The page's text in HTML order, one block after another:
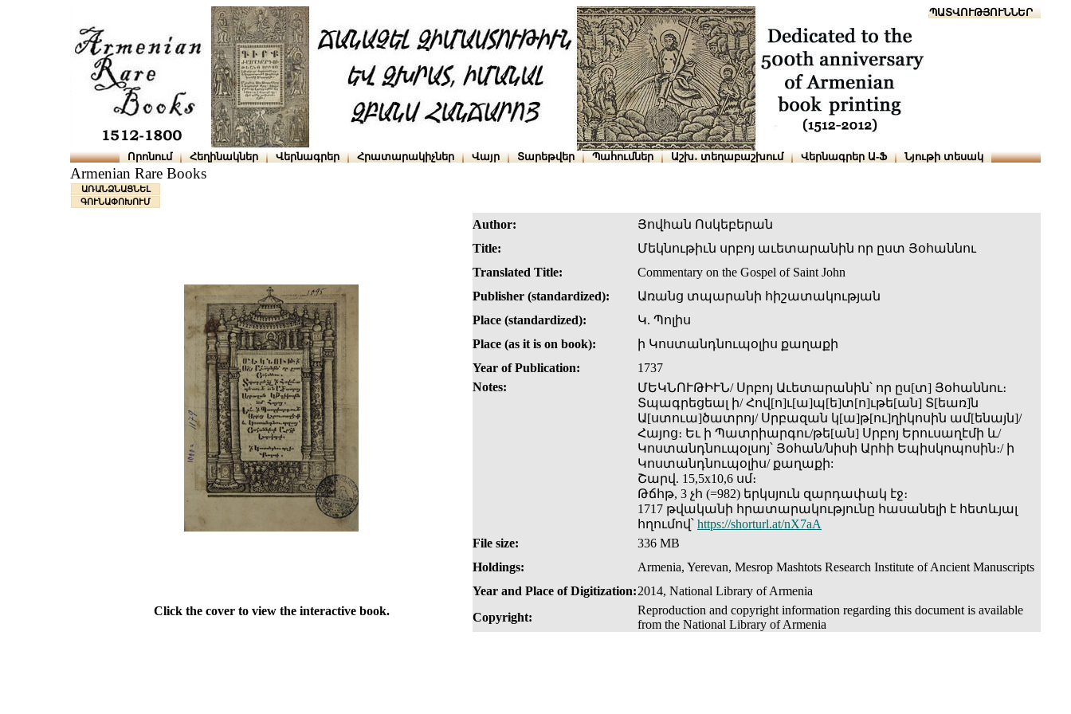
ՆԱԽԱՊԱՏՎՈՒԹՅՈՒՆՆԵՐ
Որոնում Հեղինակներ Վերնագրեր Հրատարակիչներ Վայր Տարեթվեր Պահումներ Աշխ․ տեղաբաշխում Վերնագրեր Ա-Ֆ Նյութի տեսակ
Armenian Rare Books
ԱՌԱՆՁՆԱՑՆԵԼ
ԳՈՒՆԱՓՈԽՈՒՄ
Author:
Յովհան Ոսկեբերան
Title:
Մեկնութիւն սրբոյ աւետարանին որ ըստ Յօհաննու
Translated Title:
Commentary on the Gospel of Saint John
Publisher (standardized):
Առանց տպարանի հիշատակության
Place (standardized):
Կ. Պոլիս
Place (as it is on book):
ի Կոստանդնուպօլիս քաղաքի
Year of Publication:
1737
Notes:
ՄԵԿՆՈՒԹԻՒՆ/ Սրբոյ Աւետարանին՝ որ ըս[տ] Յօհաննու։
Տպագրեցեալ ի/ Հով[ո]ւ[ա]պ[ե]տ[ո]ւթե[ան] Տ[եառ]ն
Ա[ստուա]ծատրոյ/ Սրբազան կ[ա]թ[ու]ղիկոսին ամ[ենայն]/
Հայոց։ Եւ ի Պատրիարգու/թե[ան] Սրբոյ Երուսաղէմի և/
Կոստանդնուպօլսոյ՝ Յօհան/նիսի Արհի Եպիսկոպոսին։/ ի
Կոստանդնուպօլիս/ քաղաքի:
Շարվ. 15,5x10,6 սմ։
Թճհթ, 3 չհ (=982) երկսյուն զարդափակ էջ։
1717 թվականի հրատարակությունը հասանելի է հետևյալ
հղումով՝ https://shorturl.at/nX7aA
File size:
336 MB
Holdings:
Armenia, Yerevan, Mesrop Mashtots Research Institute of Ancient Manuscripts
Year and Place of Digitization:2014, National Library of Armenia
Click the cover to view the interactive book.
Copyright:
Reproduction and copyright information regarding this document is available
from the National Library of Armenia